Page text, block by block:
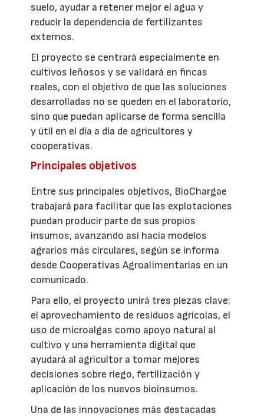
suelo, ayudar a retener mejor el agua y
reducir la dependencia de fertilizantes
externos.
El proyecto se centrará especialmente en
cultivos leñosos y se validará en fincas
reales, con el objetivo de que las soluciones
desarrolladas no se queden en el laboratorio,
sino que puedan aplicarse de forma sencilla
y útil en el día a día de agricultores y
cooperativas.
Principales objetivos
Entre sus principales objetivos, BioChargae
trabajará para facilitar que las explotaciones
puedan producir parte de sus propios
insumos, avanzando así hacia modelos
agrarios más circulares, según se informa
desde Cooperativas Agroalimentarias en un
comunicado.
Para ello, el proyecto unirá tres piezas clave:
el aprovechamiento de residuos agrícolas, el
uso de microalgas como apoyo natural al
cultivo y una herramienta digital que
ayudará al agricultor a tomar mejores
decisiones sobre riego, fertilización y
aplicación de los nuevos bioinsumos.
Una de las innovaciones más destacadas